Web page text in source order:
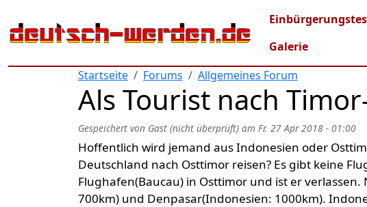
Main
Galerie
Startseite
Forums Allgemeines Forum
Als Tourist nach
Gespeichert von Gast (nicht überprüft) am Fr. 27 Apr 2018 - 01:00
Hoffentlich wird jemand aus Indonesien oder
Deutschland nach Osttimor reisen? Es gibt keine
Flughafen(Baucau) in Osttimor und ist er
700km) und Denpasar(Indonesien: 1000km).